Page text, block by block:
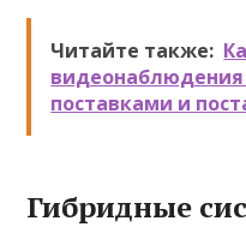
Читайте также:
поставками и
Гибридные